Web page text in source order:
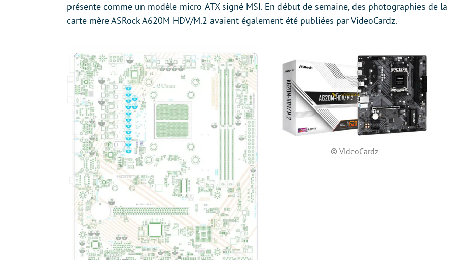
présente comme un modèle micro-ATX signé MSI. En début de semaine, des photographies de la
carte mère ASRock A620M-HDV/M.2 avaient également été publiées par VideoCardz.
© VideoCardz